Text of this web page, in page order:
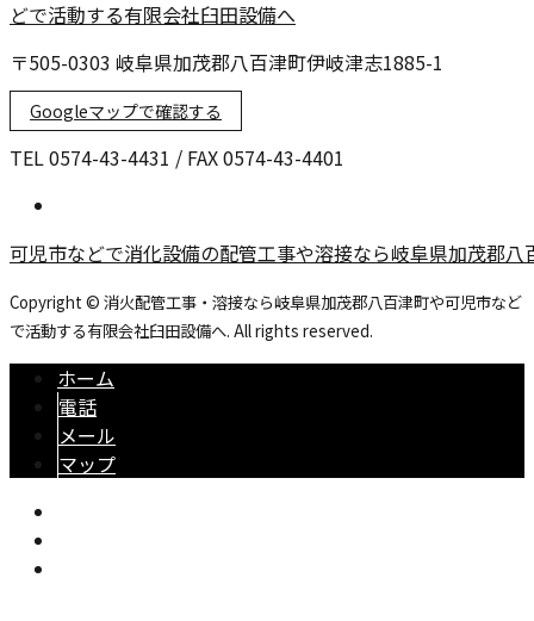
〒505-0303 岐阜県加茂郡八百津町伊岐津志1885-1
Googleマップで確認する
TEL 0574-43-4431 / FAX 0574-43-4401
可児市などで消化設備の配管工事や溶接なら岐阜県加茂郡
Copyright © 消火配管工事・溶接なら岐阜県加茂郡八百津町や可児市など
で活動する有限会社臼田設備へ. All rights reserved.
ホーム
電話
メール
マップ